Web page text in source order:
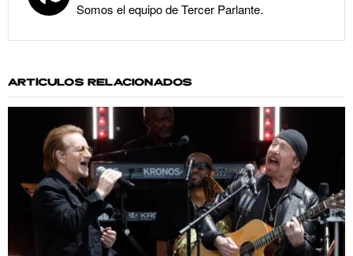
Somos el equipo de Tercer Parlante.
ARTÍCULOS RELACIONADOS